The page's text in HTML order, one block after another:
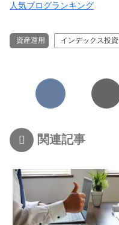
人気ブログランキング
資産運用 インデックス投資
関連記事